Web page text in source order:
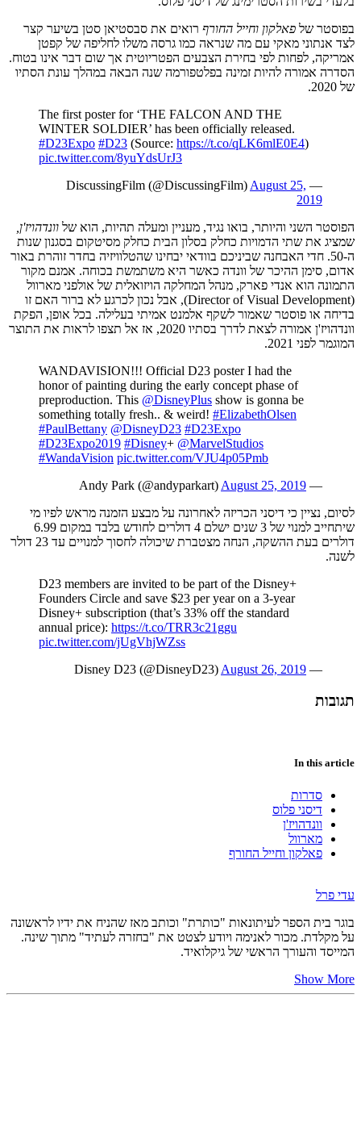
בפוסטר של פאלקון וחייל החורף רואים את סבסטיאן סטן בשיער קצר
לצד אנתוני מאקי עם מה שנראה כמו גרסה משלו לחליפה של קפטן
אמריקה, לפחות לפי בחירת הצבעים הפטריוטית אך שום דבר אינו בטוח.
הסדרה אמורה להיות זמינה בפלטפורמה שנה הבאה במהלך עונת הסתיו
של 2020.
The first poster for ‘THE FALCON AND THE
WINTER SOLDIER’ has been officially released.
#D23Expo #D23 (Source: https://t.co/qLK6mlE0E4)
pic.twitter.com/8yuYdsUrJ3
— DiscussingFilm (@DiscussingFilm)
August 25,
2019
הפוסטר השני והיותר, בואו נגיד, מעניין ומעלה תהיות, הוא של וונדהויז'ן,
שמציג את שתי הדמויות כחלק בסלון הבית כחלק מסיטקום בסגנון שנות
ה-50. חדי האבחנה שביניכם בוודאי יבחינו שהטלוויזיה בחדר זוהרת באור
אדום, סימן ההיכר של וונדה כאשר היא משתמשת בכוחה. אמנם מקור
התמונה הוא אנדי פארק, מנהל המחלקה הויזואלית של אולפני מארוול
(Director of Visual Development), אבל נכון לכרגע לא ברור האם זו
בדיחה או פוסטר שאמור לשקף אלמנט אמיתי בעלילה. בכל אופן, הפקת
וונדהויז'ן אמורה לצאת לדרך בסתיו 2020, אז אל תצפו לראות את התוצר
המוגמר לפני 2021.
WANDAVISION!!! Official D23 poster I had the
honor of painting during the early concept phase of
preproduction. This @DisneyPlus show is gonna be
something totally fresh.. & weird! #ElizabethOlsen
#PaulBettany @DisneyD23 #D23Expo
#D23Expo2019 #Disney+ @MarvelStudios
#WandaVision pic.twitter.com/VJU4p05Pmb
— Andy Park (@andyparkart)
August 25, 2019
לסיום, נציין כי דיסני הכריזה לאחרונה על מבצע הזמנה מראש לפיו מי
שיתחייב למנוי של 3 שנים ישלם 4 דולרים לחודש בלבד במקום 6.99
דולרים בעת ההשקה, הנחה מצטברת שיכולה לחסוך למנויים עד 23 דולר
לשנה.
D23 members are invited to be part of the Disney+
Founders Circle and save $23 per year on a 3-year
Disney+ subscription (that’s 33% off the standard
annual price): https://t.co/TRR3c21ggu
pic.twitter.com/jUgVhjWZss
— Disney D23 (@DisneyD23)
August 26, 2019
תגובות
In this article
סדרות
דיסני פלוס
וונדהויז'ן
מארוול
פאלקון וחייל החורף
עדי פרל
בוגר בית הספר לעיתונאות "כותרת" וכותב מאז שהניח את ידיו לראשונה
על מקלדת. מכור לאנימה ויודע לצטט את "בחזרה לעתיד" מתוך שינה.
המייסד והעורך הראשי של גיקלואיד.
Show More